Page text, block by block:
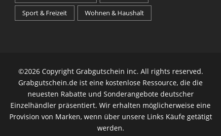
Sport & Freizeit
Wohnen & Haushalt
©2026 Copyright Grabgutschein inc. All rights reserved.
Grabgutschein.de ist eine kostenlose Ressource, die die
neuesten Rabatte und Sonderangebote deutscher
Einzelhändler präsentiert. Wir erhalten möglicherweise eine
Provision von Marken, wenn über unsere Links Käufe getätigt
werden.